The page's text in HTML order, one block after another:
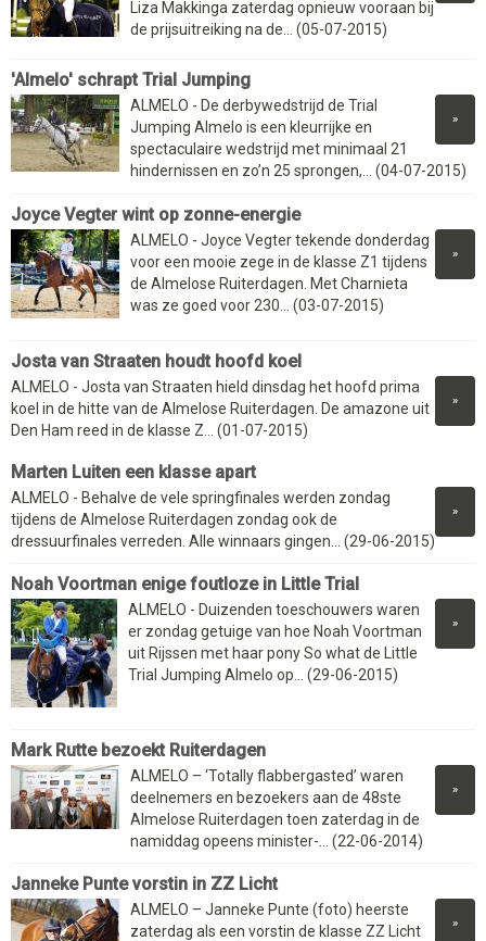
Liza Makkinga zaterdag opnieuw vooraan bij
de prijsuitreiking na de... (05-07-2015)
'Almelo' schrapt Trial Jumping
»
ALMELO - De derbywedstrijd de Trial
Jumping Almelo is een kleurrijke en
spectaculaire wedstrijd met minimaal 21
hindernissen en zo’n 25 sprongen,... (04-07-2015)
Joyce Vegter wint op zonne-energie
»
ALMELO - Joyce Vegter tekende donderdag
voor een mooie zege in de klasse Z1 tijdens
de Almelose Ruiterdagen. Met Charnieta
was ze goed voor 230... (03-07-2015)
Josta van Straaten houdt hoofd koel
»
ALMELO - Josta van Straaten hield dinsdag het hoofd prima
koel in de hitte van de Almelose Ruiterdagen. De amazone uit
Den Ham reed in de klasse Z... (01-07-2015)
Marten Luiten een klasse apart
»
ALMELO - Behalve de vele springfinales werden zondag
tijdens de Almelose Ruiterdagen zondag ook de
dressuurfinales verreden. Alle winnaars gingen... (29-06-2015)
Noah Voortman enige foutloze in Little Trial
»
ALMELO - Duizenden toeschouwers waren
er zondag getuige van hoe Noah Voortman
uit Rijssen met haar pony So what de Little
Trial Jumping Almelo op... (29-06-2015)
Mark Rutte bezoekt Ruiterdagen
»
ALMELO – ‘Totally flabbergasted’ waren
deelnemers en bezoekers aan de 48ste
Almelose Ruiterdagen toen zaterdag in de
namiddag opeens minister-... (22-06-2014)
Janneke Punte vorstin in ZZ Licht
»
ALMELO – Janneke Punte (foto) heerste
zaterdag als een vorstin de klasse ZZ Licht